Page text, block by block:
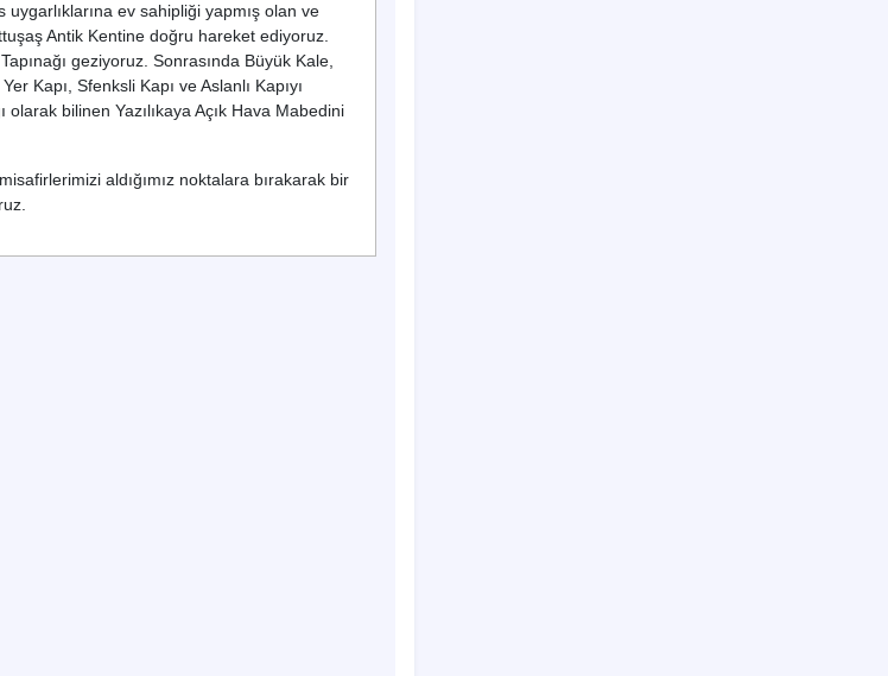
ev sahipliği yapmış olan ve
Antik Kentine doğru hareket ediyoruz.
geziyoruz. Sonrasında Büyük Kale,
Kapı, Sfenksli Kapı ve Aslanlı Kapıyı
bilinen Yazılıkaya Açık Hava Mabedini
aldığımız noktalara bırakarak bir